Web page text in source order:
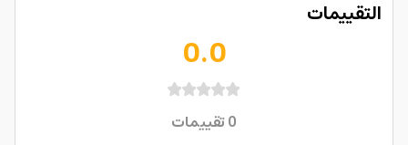
التقييمات
0.0
0تقييمات